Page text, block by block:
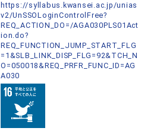
https://syllabus.kwansei.ac.jp/unias
v2/UnSSOLoginControlFree?
REQ_ACTION_DO=/AGA030PLS01Act
ion.do?
REQ_FUNCTION_JUMP_START_FLG
=1&SLB_LINK_DISP_FLG=92&TCH_N
O=050018&REQ_PRFR_FUNC_ID=AG
A030